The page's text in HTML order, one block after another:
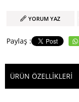
YORUM YAZ
ÜRÜN ÖZELLIKLERI